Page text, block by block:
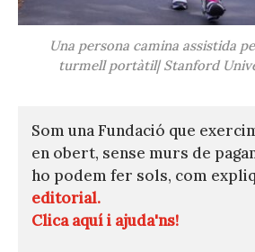
Una persona camina assistida
turmell portàtil| Stanford
Som una Fundació que
en obert, sense murs de
ho podem fer sols, com
editorial.
Clica aquí i ajuda'ns!